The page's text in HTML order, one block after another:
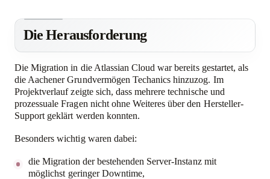
Die Herausforderung
Die Migration in die Atlassian Cloud war bereits gestartet, als
die Aachener Grundvermögen Techanics hinzuzog. Im
Projektverlauf zeigte sich, dass mehrere technische und
prozessuale Fragen nicht ohne Weiteres über den Hersteller-
Support geklärt werden konnten.
Besonders wichtig waren dabei:
die Migration der bestehenden Server-Instanz mit
möglichst geringer Downtime,